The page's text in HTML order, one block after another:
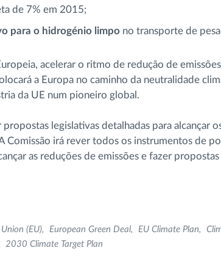
de 7% em 2015;
para o hidrogénio limpo no transporte de
acelerar o ritmo de redução de
a Europa no caminho da neutralidade
da UE num pioneiro global.
propostas legislativas detalhadas para alcançar
Comissão irá rever todos os instrumentos de
as reduções de emissões e fazer
(EU) European Green Deal EU Climate Plan
2030 Climate Target Plan